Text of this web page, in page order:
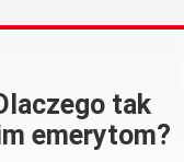
tak
emerytom?